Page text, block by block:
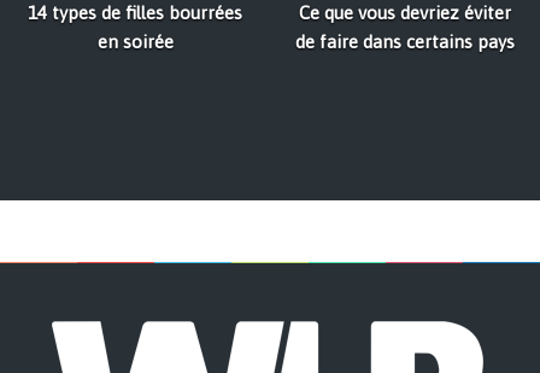
14 types de filles bourrées
en soirée
Ce que vous devriez éviter
de faire dans certains pays